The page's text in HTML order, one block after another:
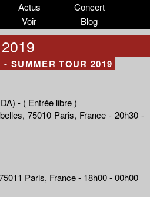
Actus
Concert
Voir Blog
2019
SUMMER TOUR 2019
- ( Entrée libre )
75010 Paris, France - 20h30 -
Paris, France - 18h00 - 00h00